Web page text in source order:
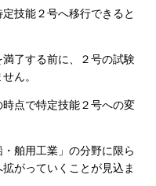
技能２号へ移行できると
了する前に、２号の試験
ん。
点で特定技能２号への変
舶用工業」の分野に限ら
がっていくことが見込ま